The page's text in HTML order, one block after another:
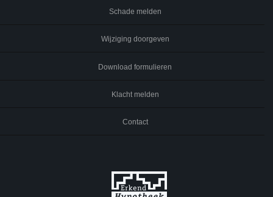
Schade melden
Wijziging doorgeven
Download formulieren
Klacht melden
Contact